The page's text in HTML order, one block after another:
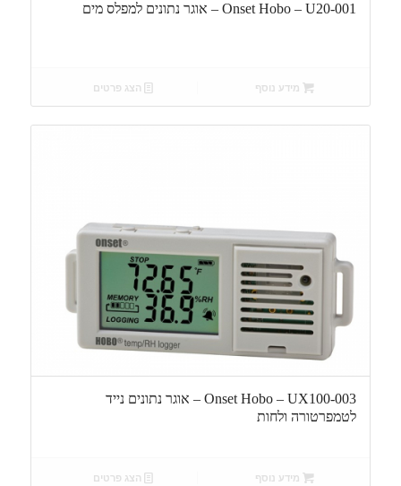
Onset Hobo – U20-001 – אוגר נתונים למפלס מים
מידע נוסף הצג פרטים
Onset Hobo – UX100-003 – אוגר נתונים נייד
לטמפרטורה ולחות
מידע נוסף הצג פרטים